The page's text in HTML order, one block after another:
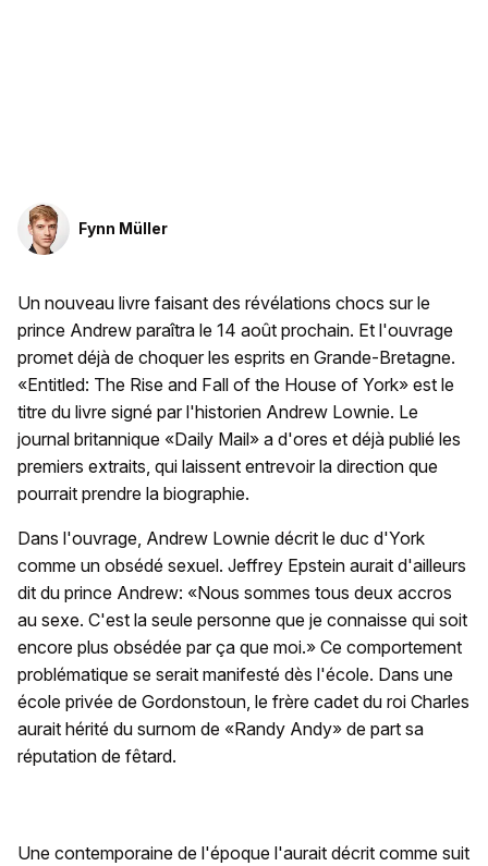
Fynn Müller
Un nouveau livre faisant des révélations chocs sur le
prince Andrew paraîtra le 14 août prochain. Et l'ouvrage
promet déjà de choquer les esprits en Grande-Bretagne.
«Entitled: The Rise and Fall of the House of York» est le
titre du livre signé par l'historien Andrew Lownie. Le
journal britannique «Daily Mail» a d'ores et déjà publié les
premiers extraits, qui laissent entrevoir la direction que
pourrait prendre la biographie.
Dans l'ouvrage, Andrew Lownie décrit le duc d'York
comme un obsédé sexuel. Jeffrey Epstein aurait d'ailleurs
dit du prince Andrew: «Nous sommes tous deux accros
au sexe. C'est la seule personne que je connaisse qui soit
encore plus obsédée par ça que moi.» Ce comportement
problématique se serait manifesté dès l'école. Dans une
école privée de Gordonstoun, le frère cadet du roi Charles
aurait hérité du surnom de «Randy Andy» de part sa
réputation de fêtard.
Une contemporaine de l'époque l'aurait décrit comme suit